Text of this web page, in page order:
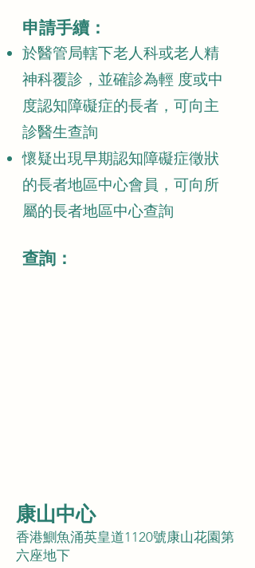
申請手續：
於醫管局轄下老人科或老人精
神科覆診，並確診為輕 度或中
度認知障礙症的長者，可向主
診醫生查詢
懷疑出現早期認知障礙症徵狀
的長者地區中心會員，可向所
屬的長者地區中心查詢
​查詢：
康山中心
香港鰂魚涌英皇道1120號康山花園第
六座地下